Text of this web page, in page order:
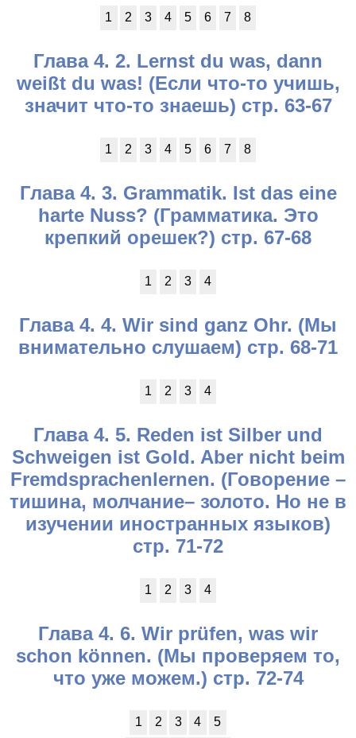
1 2 3 4 5 6 7 8
Глава 4. 2. Lernst du was, dann
weißt du was! (Если что-то учишь,
значит что-то знаешь) стр. 63-67
1 2 3 4 5 6 7 8
Глава 4. 3. Grammatik. Ist das eine
harte Nuss? (Грамматика. Это
крепкий орешек?) стр. 67-68
1 2 3 4
Глава 4. 4. Wir sind ganz Ohr. (Мы
внимательно слушаем) стр. 68-71
1 2 3 4
Глава 4. 5. Reden ist Silber und
Schweigen ist Gold. Aber nicht beim
Fremdsprachenlernen. (Говорение –
тишина, молчание– золото. Но не в
изучении иностранных языков)
стр. 71-72
1 2 3 4
Глава 4. 6. Wir prüfen, was wir
schon können. (Мы проверяем то,
что уже можем.) стр. 72-74
1 2 3 4
5